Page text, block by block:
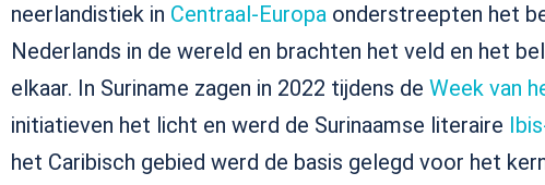
neerlandistiek in Centraal-Europa onderstreepten het
Nederlands in de wereld en brachten het veld en het
elkaar. In Suriname zagen in 2022 tijdens de Week van
initiatieven het licht en werd de Surinaamse literaire
het Caribisch gebied werd de basis gelegd voor het